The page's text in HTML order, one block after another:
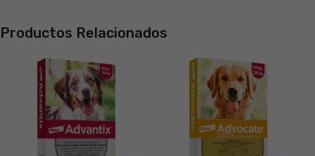
Productos Relacionados